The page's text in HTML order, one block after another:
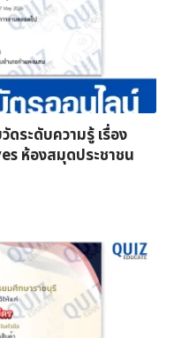
ระดับความรู้ เรื่อง
ห้องสมุดประชาชน